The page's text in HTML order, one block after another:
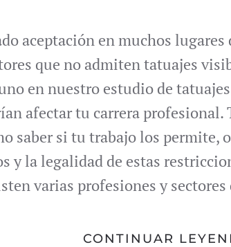
aceptación en muchos
que no admiten tatuajes
en nuestro estudio de
afectar tu carrera profesional.
saber si tu trabajo los permite,
y la legalidad de estas
varias profesiones y sectores
CONTINUAR